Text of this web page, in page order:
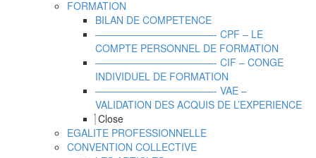
FORMATION
BILAN DE COMPETENCE
————————————- CPF – LE
COMPTE PERSONNEL DE FORMATION
————————————- CIF – CONGE
INDIVIDUEL DE FORMATION
————————————- VAE –
VALIDATION DES ACQUIS DE L’EXPERIENCE
Close
EGALITE PROFESSIONNELLE
CONVENTION COLLECTIVE